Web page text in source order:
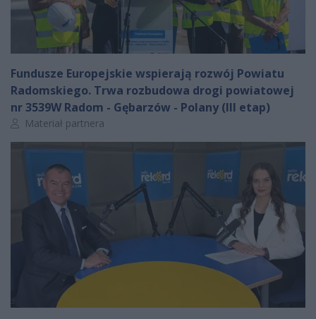
Fundusze Europejskie wspierają rozwój Powiatu
Radomskiego. Trwa rozbudowa drogi powiatowej
nr 3539W Radom - Gębarzów - Polany (III etap)
Autor artykułu:
Materiał partnera